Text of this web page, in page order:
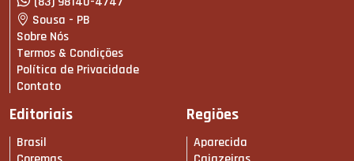
Sousa - PB
Sobre Nós
Termos & Condições
Política de Privacidade
Contato
Editoriais
Brasil
Regiões
Aparecida